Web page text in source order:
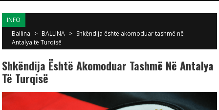
INFO
Ballina > BALLINA > Shkëndija është akomoduar tashmë në
Antalya të Turqisë
Shkëndija Është Akomoduar Tashmë Në Antalya
Të Turqisë